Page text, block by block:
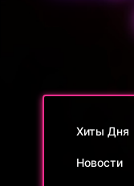
Хиты Дня
Новости